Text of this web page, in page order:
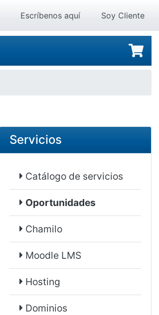
Escríbenos aquí Soy Cliente
Servicios
Catálogo de servicios
Oportunidades
Chamilo
Moodle LMS
Hosting
Dominios